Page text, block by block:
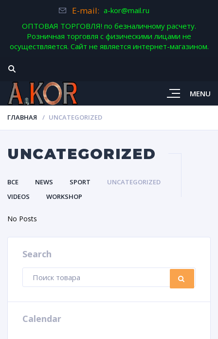
E-mail: a-kor@mail.ru
ОПТОВАЯ ТОРГОВЛЯ! по безналичному расчету.
Розничная торговля с физическими лицами не
осуществляется. Сайт не является интернет-магазином.
MENU
ГЛАВНАЯ UNCATEGORIZED
UNCATEGORIZED
ВСЕ NEWS SPORT
UNCATEGORIZED
VIDEOS
WORKSHOP
No Posts
Search
товаров
Calendar